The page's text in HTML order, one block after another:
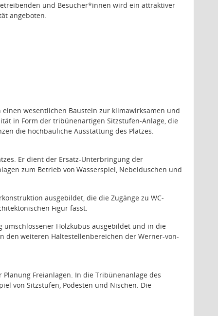
und Besucher*innen wird ein attraktiver
angeboten.
wesentlichen Baustein zur klimawirksamen und
in Form der tribünenartigen Sitzstufen-Anlage, die
die hochbauliche Ausstattung des Platzes.
Er dient der Ersatz-Unterbringung der
zum Betrieb vonWasserspiel, Nebelduschen und
ausgebildet, die die Zugänge zu WC-
Figur fasst.
Holzkubus ausgebildet und in die
denweiteren Haltestellenbereichen der Werner-von-
Freianlagen. In die Tribünenanlage des
von Sitzstufen, Podesten und Nischen. Die